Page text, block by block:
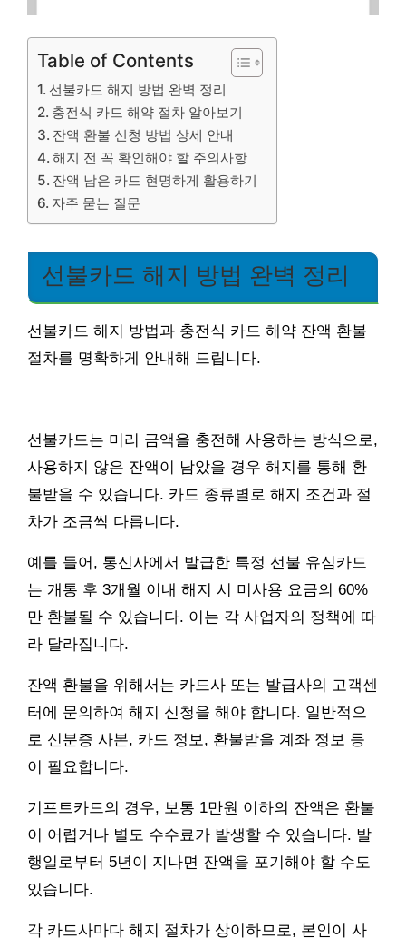
Table of Contents
선불카드 해지 방법 완벽 정리
충전식 카드 해약 절차 알아보기
잔액 환불 신청 방법 상세 안내
해지 전 꼭 확인해야 할 주의사항
잔액 남은 카드 현명하게 활용하기
자주 묻는 질문
선불카드 해지 방법 완벽 정리
선불카드 해지 방법과 충전식 카드 해약 잔액 환불
절차를 명확하게 안내해 드립니다.
선불카드는 미리 금액을 충전해 사용하는 방식으로,
사용하지 않은 잔액이 남았을 경우 해지를 통해 환
불받을 수 있습니다. 카드 종류별로 해지 조건과 절
차가 조금씩 다릅니다.
예를 들어, 통신사에서 발급한 특정 선불 유심카드
는 개통 후 3개월 이내 해지 시 미사용 요금의 60%
만 환불될 수 있습니다. 이는 각 사업자의 정책에 따
라 달라집니다.
잔액 환불을 위해서는 카드사 또는 발급사의 고객센
터에 문의하여 해지 신청을 해야 합니다. 일반적으
로 신분증 사본, 카드 정보, 환불받을 계좌 정보 등
이 필요합니다.
기프트카드의 경우, 보통 1만원 이하의 잔액은 환불
이 어렵거나 별도 수수료가 발생할 수 있습니다. 발
행일로부터 5년이 지나면 잔액을 포기해야 할 수도
있습니다.
각 카드사마다 해지 절차가 상이하므로, 본인이 사